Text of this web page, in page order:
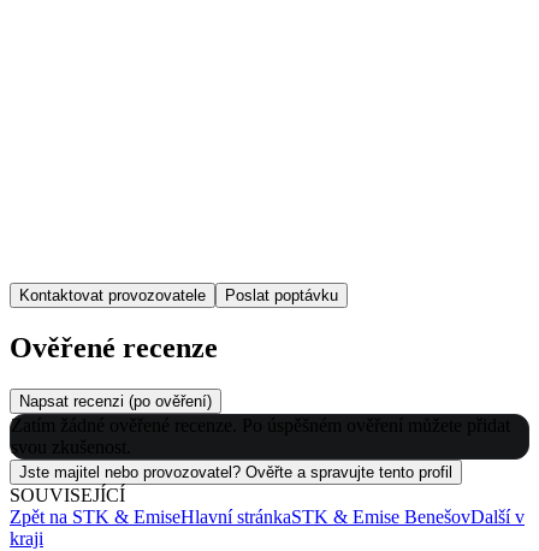
Kontaktovat provozovatele Poslat poptávku
Ověřené recenze
Napsat recenzi (po ověření)
Zatím žádné ověřené recenze. Po úspěšném ověření můžete přidat
svou zkušenost.
Jste majitel nebo provozovatel? Ověřte a spravujte tento profil
SOUVISEJÍCÍ
Zpět na STK & EmiseHlavní stránkaSTK & Emise BenešovDalší v
kraji